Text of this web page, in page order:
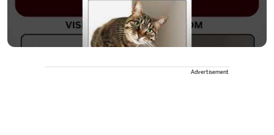
Advertisement